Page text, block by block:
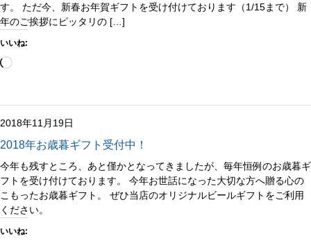
す。 ただ今、新春お年賀ギフトを受け付けております（1/15まで） 新
年のご挨拶にピッタリの […]
いいね:
読
み
中…
2018年11月19日
2018年お歳暮ギフト受付中！
今年も残すところ、あと僅かとなってきましたが、毎年恒例のお歳暮ギ
フトを受け付けております。 今年お世話になった大切な方へ贈る心の
こもったお歳暮ギフト。 ぜひ当店のオリジナルビールギフトをご利用
ください。
いいね: